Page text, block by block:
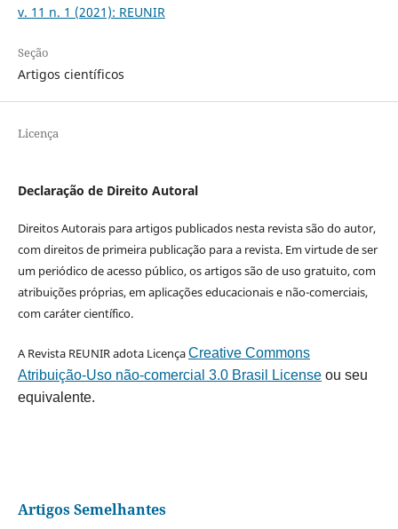
v. 11 n. 1 (2021): REUNIR
Seção
Artigos científicos
Licença
Declaração de Direito Autoral
Direitos Autorais para artigos publicados nesta revista são do autor,
com direitos de primeira publicação para a revista. Em virtude de ser
um periódico de acesso público, os artigos são de uso gratuito, com
atribuições próprias, em aplicações educacionais e não-comerciais,
com caráter científico.
A Revista REUNIR adota LicençaCreative Commons
Atribuição-Uso não-comercial 3.0 Brasil Licenseou seu
equivalente.
Artigos Semelhantes